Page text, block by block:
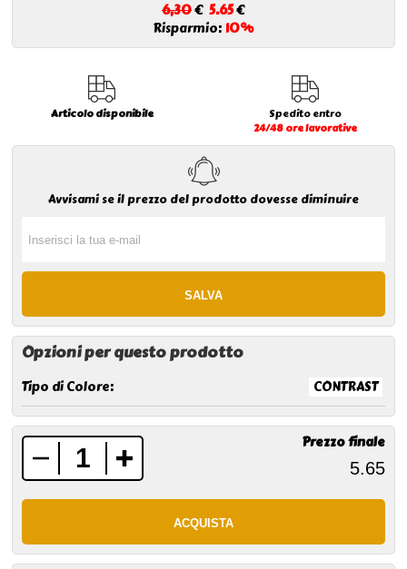
6,30€ 5.65€
Risparmio: 10%
Articolo disponibile
Spedito entro
24/48 ore lavorative
Avvisami se il prezzo del prodotto dovesse diminuire
Opzioni per questo prodotto
Tipo di Colore: CONTRAST
Prezzo finale